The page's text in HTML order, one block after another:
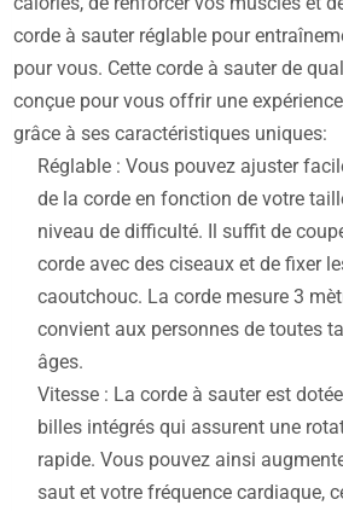
corde à sauter réglable pour
pour vous. Cette corde à sauter de
conçue pour vous offrir une
grâce à ses caractéristiques uniques:
Réglable : Vous pouvez ajuster
de la corde en fonction de votre
niveau de difficulté. Il suffit de
corde avec des ciseaux et de fixer
caoutchouc. La corde mesure 3
convient aux personnes de toutes
âges.
Vitesse : La corde à sauter est
billes intégrés qui assurent une
rapide. Vous pouvez ainsi
saut et votre fréquence cardiaque,